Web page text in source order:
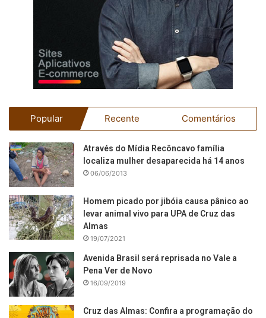
Popular Recente Comentários
Através do Mídia Recôncavo família
localiza mulher desaparecida há 14 anos
06/06/2013
Homem picado por jibóia causa pânico ao
levar animal vivo para UPA de Cruz das
Almas
19/07/2021
Avenida Brasil será reprisada no Vale a
Pena Ver de Novo
16/09/2019
Cruz das Almas: Confira a programação do